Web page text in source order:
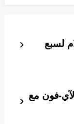
لسبع
فون مع